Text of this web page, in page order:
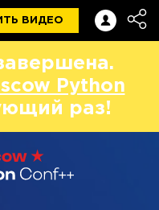
ВИДЕО
Python
раз!